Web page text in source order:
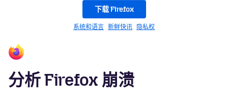
下载 Firefox
系统和语言 新鲜快讯 隐私权
分析 Firefox 崩溃